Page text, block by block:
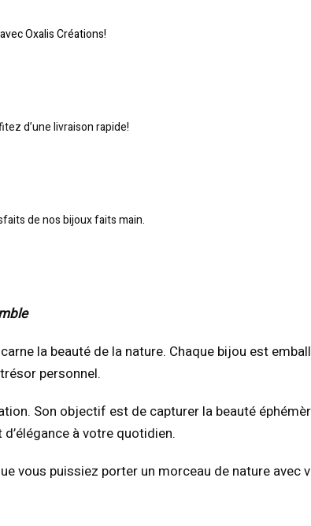
Oxalis Créations!
d’une livraison rapide!
de nos bijoux faits main.
la beauté de la nature. Chaque bijou est
personnel.
Son objectif est de capturer la beauté
à votre quotidien.
vous puissiez porter un morceau de nature avec